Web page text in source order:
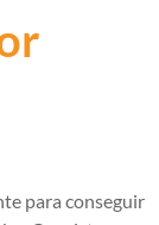
para conseguir